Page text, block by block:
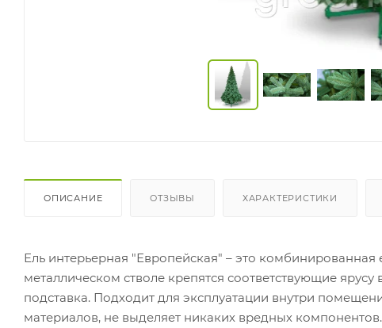
ОПИСАНИЕ ОТЗЫВЫ ХАРАКТЕРИСТИКИ
Ель интерьерная "Европейская" – это комбинированная
металлическом стволе крепятся соответствующие
подставка. Подходит для эксплуатации внутри
материалов, не выделяет никаких вредных компонентов.